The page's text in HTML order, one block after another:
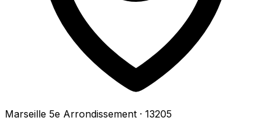
Marseille 5e Arrondissement · 13205